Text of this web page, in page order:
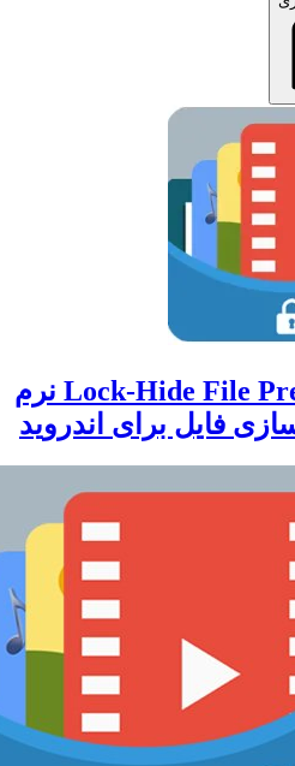
دانلود Lock-Hide File Premium v1.2.4 نرم
برای اندروید